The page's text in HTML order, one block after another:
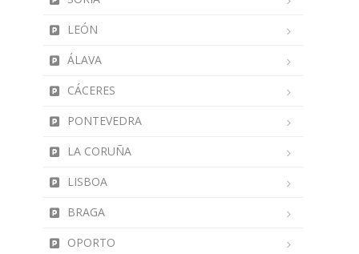
LEÓN
ÁLAVA
CÁCERES
PONTEVEDRA
LA CORUÑA
LISBOA
BRAGA
OPORTO